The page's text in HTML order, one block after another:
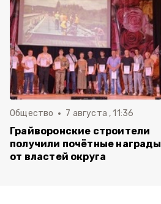
Общество 7 августа , 11:36
Грайворонские строители
получили почётные награды
от властей округа